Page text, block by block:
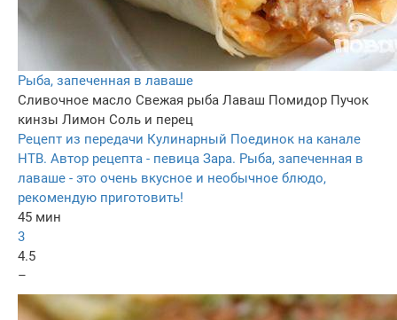
Рыба, запеченная в лаваше
Сливочное масло Свежая рыба Лаваш Помидор Пучок
кинзы Лимон Соль и перец
Рецепт из передачи Кулинарный Поединок на канале
НТВ. Автор рецепта - певица Зара. Рыба, запеченная в
лаваше - это очень вкусное и необычное блюдо,
рекомендую приготовить!
45 мин
3
4.5
–